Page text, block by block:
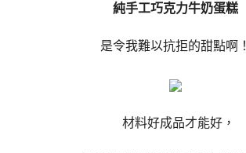
純手工巧克力牛奶蛋糕
是令我難以抗拒的甜點啊！
材料好成品才能好，